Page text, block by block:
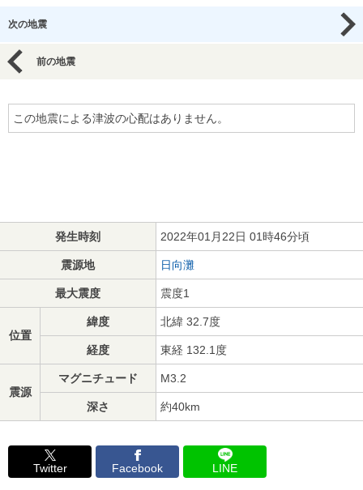
次の地震
前の地震
この地震による津波の心配はありません。
発生時刻 2022年01月22日 01時46分頃
震源地 日向灘
最大震度 震度1
位置
緯度 北緯 32.7度
経度 東経 132.1度
震源
マグニチュード M3.2
深さ 約40km
Twitter Facebook LINE